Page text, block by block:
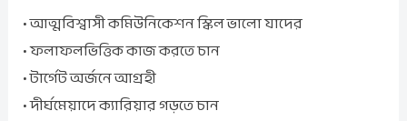
• আত্মবিশ্বাসী কমিউনিকেশন স্কিল ভালো যাদের
• ফলাফলভিত্তিক কাজ করতে চান
• টার্গেট অর্জনে আগ্রহী
• দীর্ঘমেয়াদে ক্যারিয়ার গড়তে চান